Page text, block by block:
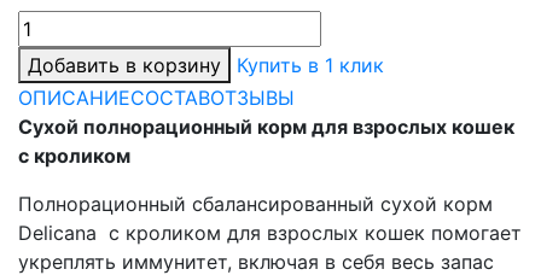
Добавить в корзину
Купить в 1 клик
ОПИСАНИЕСОСТАВОТЗЫВЫ
Сухой полнорационный корм для взрослых кошек
с кроликом
Полнорационный сбалансированный сухой корм
Delicana с кроликом для взрослых кошек помогает
укреплять иммунитет, включая в себя весь запас